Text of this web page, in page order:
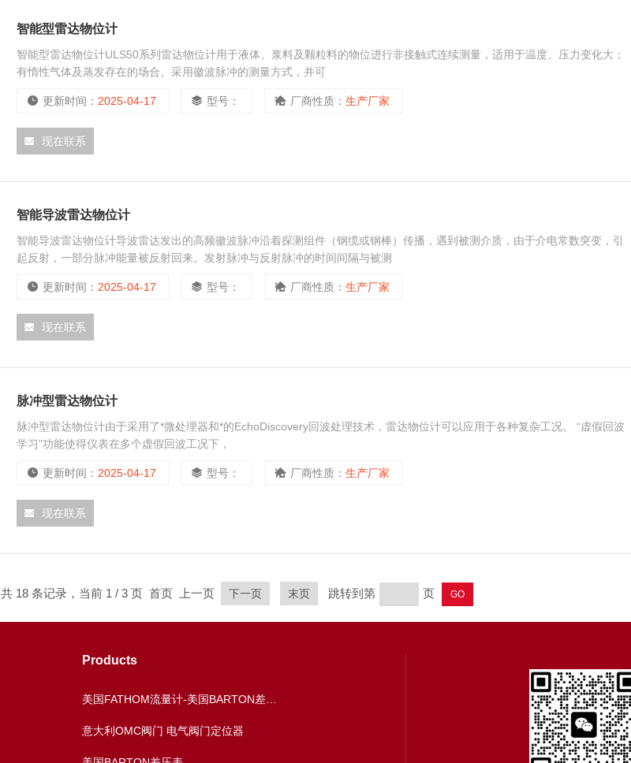
智能型雷达物位计
智能型雷达物位计ULS50系列雷达物位计用于液体、浆料及颗粒料的物位进行非接触式连续测量，适用于温度、压力变化大；
有惰性气体及蒸发存在的场合。采用徽波脉冲的测量方式，并可
更新时间： 2025-04-17 型号： 厂商性质： 生产厂家
现在联系
智能导波雷达物位计
智能导波雷达物位计导波雷达发出的高频徽波脉冲沿着探测组件（钢缆或钢棒）传播，遇到被测介质，由于介电常数突变，引
起反射，一部分脉冲能量被反射回来。发射脉冲与反射脉冲的时间间隔与被测
更新时间： 2025-04-17 型号： 厂商性质： 生产厂家
现在联系
脉冲型雷达物位计
脉冲型雷达物位计由于采用了*微处理器和*的EchoDiscovery回波处理技术，雷达物位计可以应用于各种复杂工况。 “虚假回波
学习”功能使得仪表在多个虚假回波工况下，
更新时间： 2025-04-17 型号： 厂商性质： 生产厂家
现在联系
共 18 条记录，当前 1 / 3 页 首页 上一页 下一页 末页 跳转到第 页
Products
意大利OMC阀门 电气阀门定位器